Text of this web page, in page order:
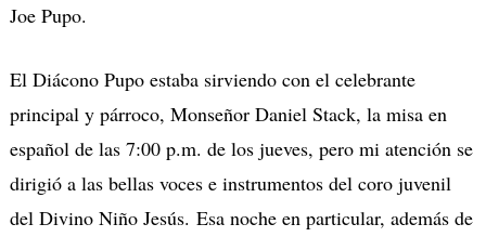
Joe Pupo.
El Diácono Pupo estaba sirviendo con el celebrante
principal y párroco, Monseñor Daniel Stack, la misa en
español de las 7:00 p.m. de los jueves, pero mi atención se
dirigió a las bellas voces e instrumentos del coro juvenil
del Divino Niño Jesús. Esa noche en particular, además de